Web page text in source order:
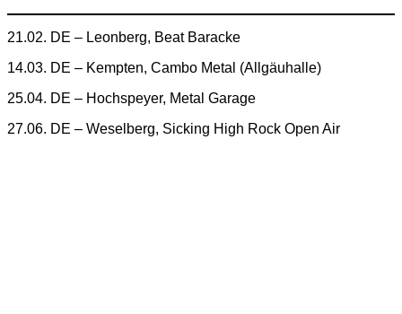
21.02. DE – Leonberg, Beat Baracke
14.03. DE – Kempten, Cambo Metal (Allgäuhalle)
25.04. DE – Hochspeyer, Metal Garage
27.06. DE – Weselberg, Sicking High Rock Open Air